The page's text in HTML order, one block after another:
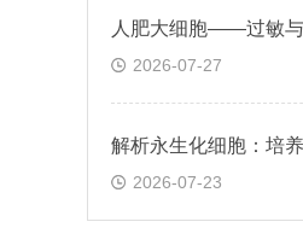
2026-07-27
2026-07-23